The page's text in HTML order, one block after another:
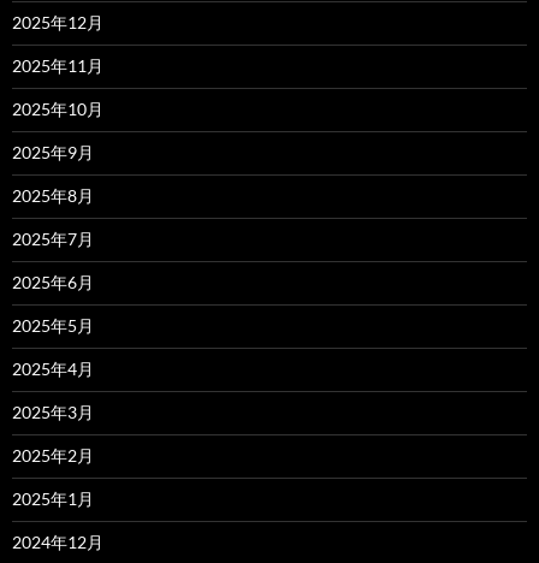
2025年12月
2025年11月
2025年10月
2025年9月
2025年8月
2025年7月
2025年6月
2025年5月
2025年4月
2025年3月
2025年2月
2025年1月
2024年12月